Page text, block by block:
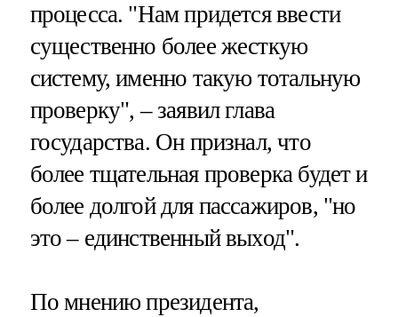
процесса. "Нам придется ввести
существенно более жесткую
систему, именно такую тотальную
проверку", – заявил глава
государства. Он признал, что
более тщательная проверка будет и
более долгой для пассажиров, "но
это – единственный выход".
По мнению президента,